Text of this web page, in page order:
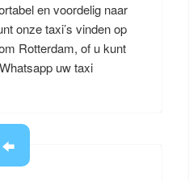
en voordelig naar
onze taxi’s vinden op
Rotterdam, of u kunt
uw taxi